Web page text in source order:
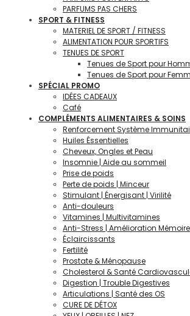
PARFUMS PAS CHERS
SPORT & FITNESS
MATERIEL DE SPORT / FITNESS
ALIMENTATION POUR SPORTIFS
TENUES DE SPORT
Tenues de Sport pour
Tenues de Sport pour
SPÉCIAL PROMO
IDÉES CADEAUX
Café
COMPLÉMENTS ALIMENTAIRES & SOINS
Renforcement Système
Huiles Éssentielles
Cheveux, Ongles et Peau
Insomnie | Aide au sommeil
Prise de poids
Perte de poids | Minceur
Stimulant | Énergisant | Virilité
Anti-douleurs
Vitamines | Multivitamines
Anti-Stress | Amélioration Mémoire
Éclaircissants
Fertilité
Prostate & Ménopause
Cholesterol & Santé
Digestion | Trouble Digestives
Articulations | Santé des OS
CURE DE DÉTOX